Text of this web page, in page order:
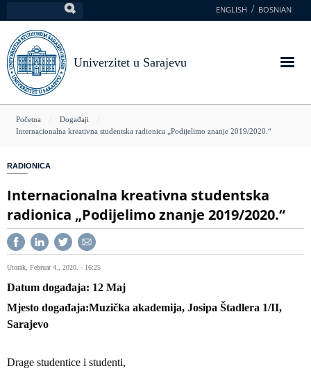
na
glavni
sadržaj
ENGLISH BOSNIAN
Univerzitet u Sarajevu
You
here
Početna
Događaji
Internacionalna kreativna studentska radionica „Podijelimo znanje 2019/2020.“
RADIONICA
Internacionalna kreativna studentska
radionica „Podijelimo znanje 2019/2020.“
Utorak, Februar 4., 2020. - 16:25
Datum događaja 12 Maj
Mjesto događaja Muzička akademija, Josipa Štadlera 1/II,
Sarajevo
Drage studentice i studenti,